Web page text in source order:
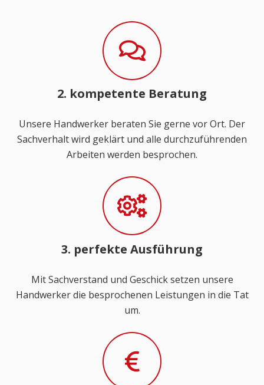
2. kompetente Beratung
Unsere Handwerker beraten Sie gerne vor Ort. Der
Sachverhalt wird geklärt und alle durchzuführenden
Arbeiten werden besprochen.
3. perfekte Ausführung
Mit Sachverstand und Geschick setzen unsere
Handwerker die besprochenen Leistungen in die Tat
um.